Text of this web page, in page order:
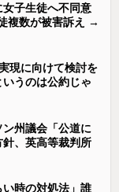
子生徒へ不同意
複数が被害訴え →
現に向けて検討を
うのは公約じゃ
ン州議会「公道に
、英高等裁判所
い時の対処法」誰